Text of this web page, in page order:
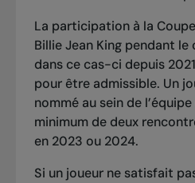
La participation à la
Billie Jean King pendant
dans ce cas-ci depuis
pour être admissible. Un
nommé au sein de
minimum de deux
en 2023 ou 2024.
Si un joueur ne satisfait